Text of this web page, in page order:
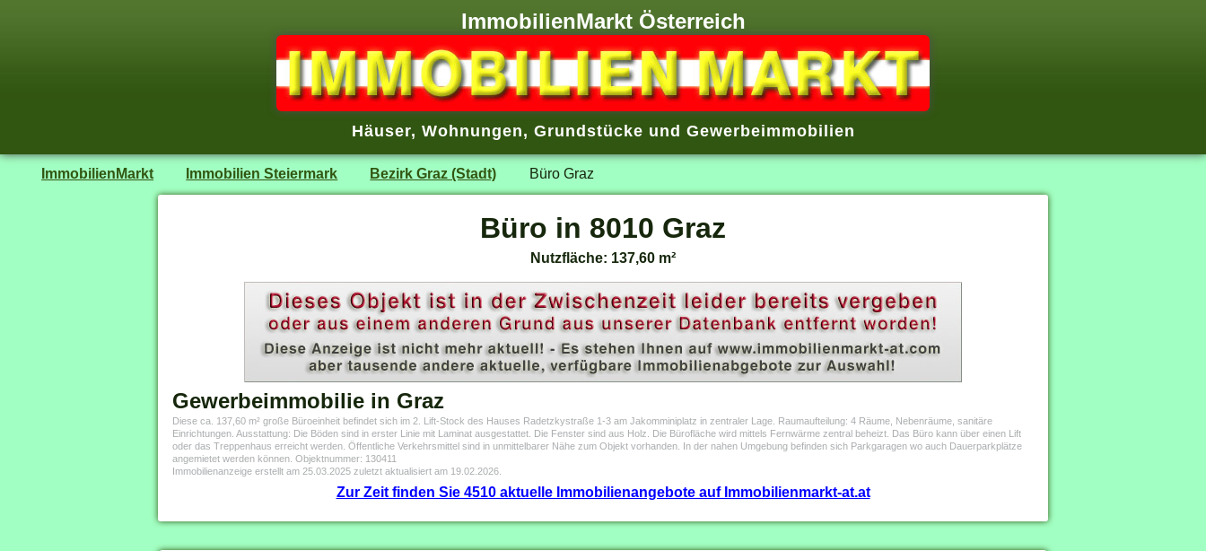
ImmobilienMarkt Österreich
Häuser, Wohnungen, Grundstücke und Gewerbeimmobilien
ImmobilienMarkt Immobilien Steiermark Bezirk Graz (Stadt) Büro Graz
Büro in 8010 Graz
Nutzfläche: 137,60 m²
Gewerbeimmobilie in Graz
Diese ca. 137,60 m² große Büroeinheit befindet sich im 2. Lift-Stock des Hauses Radetzkystraße 1-3 am Jakomminiplatz in zentraler Lage. Raumaufteilung: 4 Räume, Nebenräume, sanitäre
Einrichtungen. Ausstattung: Die Böden sind in erster Linie mit Laminat ausgestattet. Die Fenster sind aus Holz. Die Bürofläche wird mittels Fernwärme zentral beheizt. Das Büro kann über einen Lift
oder das Treppenhaus erreicht werden. Öffentliche Verkehrsmittel sind in unmittelbarer Nähe zum Objekt vorhanden. In der nahen Umgebung befinden sich Parkgaragen wo auch Dauerparkplätze
angemietet werden können. Objektnummer: 130411
Immobilienanzeige erstellt am 25.03.2025 zuletzt aktualisiert am 19.02.2026.
Zur Zeit finden Sie 4510 aktuelle Immobilienangebote auf Immobilienmarkt-at.at